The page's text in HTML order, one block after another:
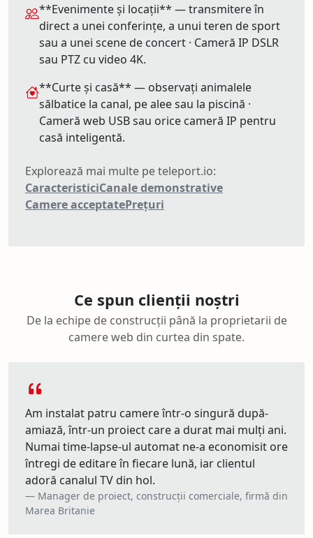
**Evenimente și locații** — transmitere în
direct a unei conferințe, a unui teren de sport
sau a unei scene de concert · Cameră IP DSLR
sau PTZ cu video 4K.
**Curte și casă** — observați animalele
sălbatice la canal, pe alee sau la piscină ·
Cameră web USB sau orice cameră IP pentru
casă inteligentă.
Explorează mai multe pe teleport.io:
CaracteristiciCanale demonstrative
Camere acceptatePrețuri
Ce spun clienții noștri
De la echipe de construcții până la proprietarii de
camere web din curtea din spate.
Am instalat patru camere într-o singură după-
amiază, într-un proiect care a durat mai mulți ani.
Numai time-lapse-ul automat ne-a economisit ore
întregi de editare în fiecare lună, iar clientul
adoră canalul TV din hol.
Manager de proiect, construcții comerciale, firmă din
Marea Britanie